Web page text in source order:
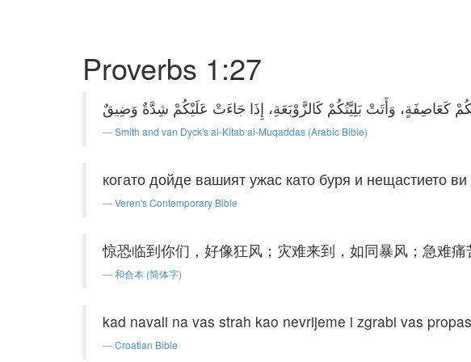
Proverbs 1:27
Smith and van Dyck's al-Kitab al-Muqaddas (Arabic Bible)
когато дойде вашият ужас като буря и нещастието
Veren's Contemporary Bible
惊恐临到你们，好像狂风；灾难来到，如同暴风；急难痛
和合本 (简体字)
kad navali na vas strah kao nevrijeme i zgrabi vas
Croatian Bible